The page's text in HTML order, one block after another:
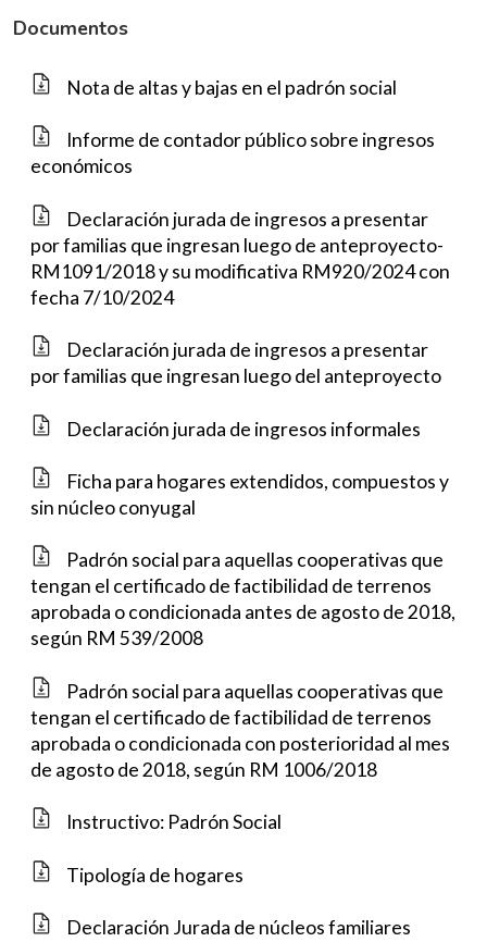
Documentos
Nota de altas y bajas en el padrón social
Informe de contador público sobre ingresos
económicos
Declaración jurada de ingresos a presentar
por familias que ingresan luego de anteproyecto-
RM1091/2018 y su modificativa RM920/2024 con
fecha 7/10/2024
Declaración jurada de ingresos a presentar
por familias que ingresan luego del anteproyecto
Declaración jurada de ingresos informales
Ficha para hogares extendidos, compuestos y
sin núcleo conyugal
Padrón social para aquellas cooperativas que
tengan el certificado de factibilidad de terrenos
aprobada o condicionada antes de agosto de 2018,
según RM 539/2008
Padrón social para aquellas cooperativas que
tengan el certificado de factibilidad de terrenos
aprobada o condicionada con posterioridad al mes
de agosto de 2018, según RM 1006/2018
Instructivo: Padrón Social
Tipología de hogares
Declaración Jurada de núcleos familiares